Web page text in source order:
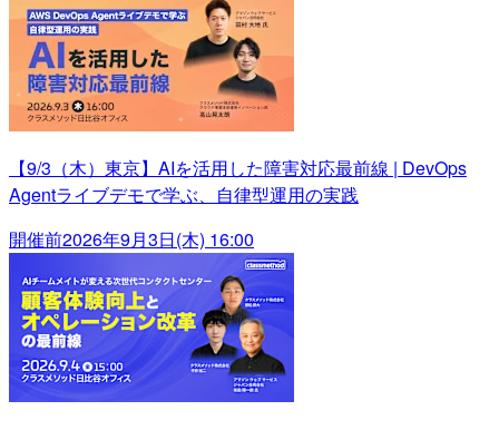
【9/3（木）東京】AIを活用した障害対応最前線 | DevOps
Agentライブデモで学ぶ、自律型運用の実践
開催前2026年9月3日(木) 16:00